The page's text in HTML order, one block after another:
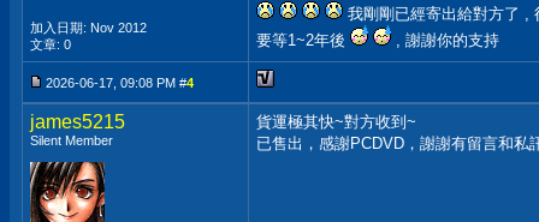
加入日期: Nov 2012
文章: 0
我剛剛已經寄出給對方了 ,
要等1~2年後
, 謝謝你的支持
2026-06-17, 09:08 PM #4
james5215
Silent Member
貨運極其快~對方收到~
已售出，感謝PCDVD，謝謝有留言和私